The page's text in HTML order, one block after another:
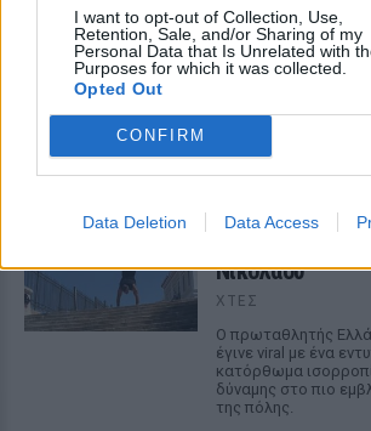
I want to opt-out of Collection, Use,
Retention, Sale, and/or Sharing of my
Personal Data that Is Unrelated with
Purposes for which it was collected.
Opted Out
CONFIRM
Data Deletion Data Access
Εύη Βατίδου: Αναψε φωτιές με
στην παραλία της Μυκόνου
Το πρώην μοντέλο απολάμβανε χαλαρές
παραλία Αγράρι, με την κάμερα του
καταγράφει
Κατέβηκε 206
Νικολάου
ΧΤΕΣ
Ο πρωταθλητής
έγινε viral με ένα
κατόρθωμα
δύναμης στο πιο
της πόλης.